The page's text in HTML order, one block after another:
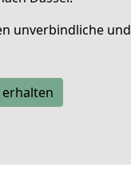
unverbindliche und